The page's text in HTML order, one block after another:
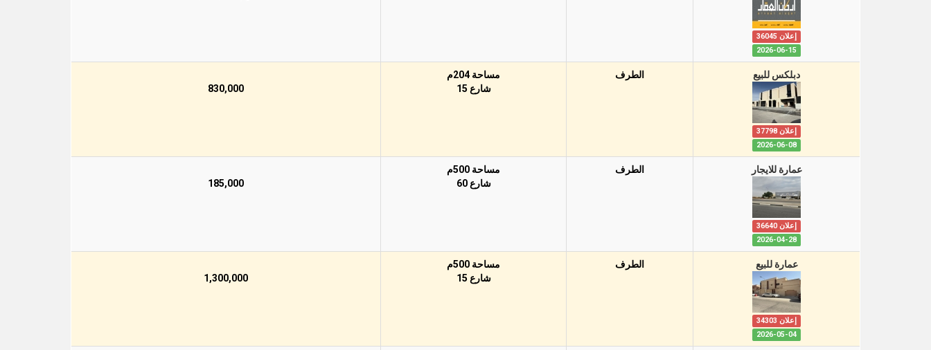
إعلان 36045
2026-06-15
دبلكس للبيع
إعلان 37798
2026-06-08
الطرف
مساحة 204م
شارع 15
830,000
عمارة للايجار
إعلان 36640
2026-04-28
الطرف
مساحة 500م
شارع 60
185,000
عمارة للبيع
إعلان 34303
2026-05-04
الطرف
مساحة 500م
شارع 15
1,300,000